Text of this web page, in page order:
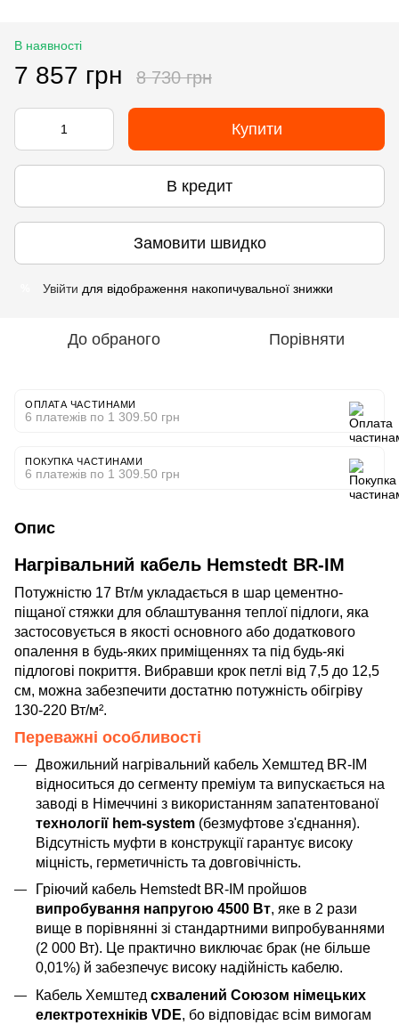
В наявності
7 857 грн 8 730 грн
Купити
В кредит
Замовити швидко
Увійти для відображення накопичувальної знижки
До обраного Порівняти
ОПЛАТА ЧАСТИНАМИ
6 платежів по 1 309.50 грн
ПОКУПКА ЧАСТИНАМИ
6 платежів по 1 309.50 грн
Опис
Нагрівальний кабель Hemstedt BR-IM
Потужністю 17 Вт/м укладається в шар цементно-
піщаної стяжки для облаштування теплої підлоги, яка
застосовується в якості основного або додаткового
опалення в будь-яких приміщеннях та під будь-які
підлогові покриття. Вибравши крок петлі від 7,5 до 12,5
см, можна забезпечити достатню потужність обігріву
130-220 Вт/м².
Переважні особливості
Двожильний нагрівальний кабель Хемштед BR-IM
відноситься до сегменту преміум та випускається на
заводі в Німеччині з використанням запатентованої
технології hem-system (безмуфтове з'єднання).
Відсутність муфти в конструкції гарантує високу
міцність, герметичність та довговічність.
Гріючий кабель Hemstedt BR-IM пройшов
випробування напругою 4500 Вт, яке в 2 рази
вище в порівнянні зі стандартними випробуваннями
(2 000 Вт). Це практично виключає брак (не більше
0,01%) й забезпечує високу надійність кабелю.
Кабель Хемштед схвалений Союзом німецьких
електротехніків VDE, бо відповідає всім вимогам